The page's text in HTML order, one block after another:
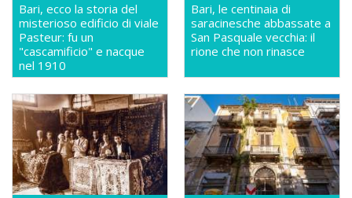
Bari, ecco la storia del
misterioso edificio di viale
Pasteur: fu un
"cascamificio" e nacque
nel 1910
Bari, le centinaia di
saracinesche abbassate a
San Pasquale vecchia: il
rione che non rinasce